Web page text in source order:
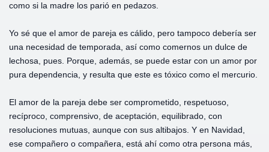
como si la madre los parió en pedazos.
Yo sé que el amor de pareja es cálido, pero tampoco debería ser
una necesidad de temporada, así como comernos un dulce de
lechosa, pues. Porque, además, se puede estar con un amor por
pura dependencia, y resulta que este es tóxico como el mercurio.
El amor de la pareja debe ser comprometido, respetuoso,
recíproco, comprensivo, de aceptación, equilibrado, con
resoluciones mutuas, aunque con sus altibajos. Y en Navidad,
ese compañero o compañera, está ahí como otra persona más,